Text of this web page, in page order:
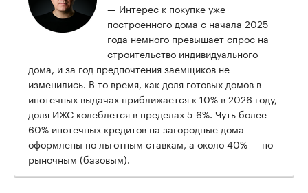
— Интерес к покупке уже
построенного дома с начала 2025
года немного превышает спрос на
строительство индивидуального
дома, и за год предпочтения заемщиков не
изменились. В то время, как доля готовых домов в
ипотечных выдачах приближается к 10% в 2026 году,
доля ИЖС колеблется в пределах 5-6%. Чуть более
60% ипотечных кредитов на загородные дома
оформлены по льготным ставкам, а около 40% — по
рыночным (базовым).